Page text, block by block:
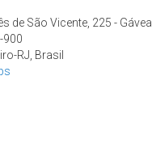
de São Vicente, 225 - Gávea
900
RJ, Brasil